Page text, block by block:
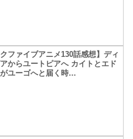
クファイブアニメ130話感想】ディ
からユートピアへ カイトとエド
ユーゴへと届く時…